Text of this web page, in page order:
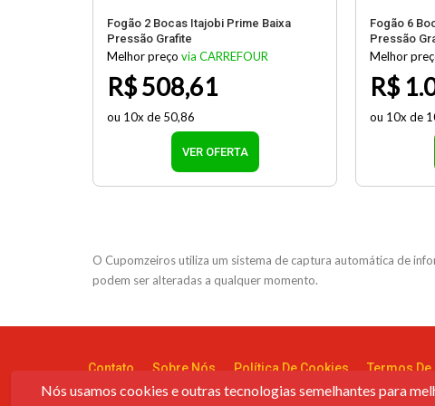
Fogão 2 Bocas Itajobi Prime Baixa
Pressão Grafite
Melhor preço via CARREFOUR
R$ 508,61
ou 10x de 50,86
VER OFERTA
Fogão 6
Pressão
Melhor
R$
ou 10x de
O Cupomzeiros utiliza um sistema de captura automática de
podem ser alteradas a qualquer momento.
Contato Sobre Nós Política De Cookies Termos De
Nós usamos cookies e outras tecnologias semelhantes para